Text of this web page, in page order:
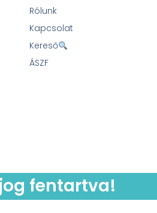
Rólunk
Kapcsolat
Kereső
ÁSZF
fentartva!